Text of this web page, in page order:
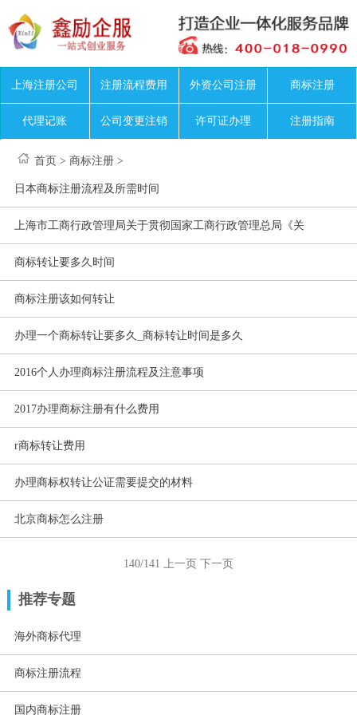
上海注册公司 注册流程费用 外资公司注册 商标注册
代理记账 公司变更注销 许可证办理 注册指南
首页 >商标注册 >
日本商标注册流程及所需时间
上海市工商行政管理局关于贯彻国家工商行政管理总局《关
商标转让要多久时间
商标注册该如何转让
办理一个商标转让要多久_商标转让时间是多久
2016个人办理商标注册流程及注意事项
2017办理商标注册有什么费用
r商标转让费用
办理商标权转让公证需要提交的材料
北京商标怎么注册
140/141 上一页 下一页
推荐专题
海外商标代理
商标注册流程
国内商标注册